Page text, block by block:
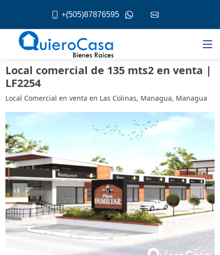
+(505)87876595
Local comercial de 135 mts2 en venta |
LF2254
Local Comercial en venta en Las Colinas, Managua, Managua